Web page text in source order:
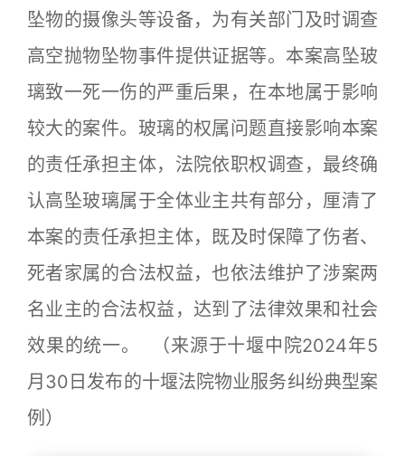
坠物的摄像头等设备，为有关部门及时调查
高空抛物坠物事件提供证据等。本案高坠玻
璃致一死一伤的严重后果，在本地属于影响
较大的案件。玻璃的权属问题直接影响本案
的责任承担主体，法院依职权调查，最终确
认高坠玻璃属于全体业主共有部分，厘清了
本案的责任承担主体，既及时保障了伤者、
死者家属的合法权益，也依法维护了涉案两
名业主的合法权益，达到了法律效果和社会
效果的统一。 （来源于十堰中院2024年5
月30日发布的十堰法院物业服务纠纷典型案
例）